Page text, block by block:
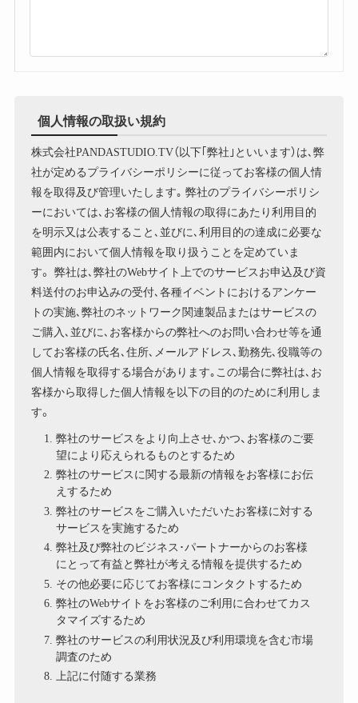
個人情報の取扱い規約
株式会社PANDASTUDIO.TV（以下｢弊社｣といいます）は､弊
社が定めるプライバシーポリシーに従ってお客様の個人情
報を取得及び管理いたします｡ 弊社のプライバシーポリシ
ーにおいては､お客様の個人情報の取得にあたり利用目的
を明示又は公表すること､並びに､利用目的の達成に必要な
範囲内において個人情報を取り扱うことを定めていま
す。 弊社は､弊社のWebサイト上でのサービスお申込及び資
料送付のお申込みの受付､各種イベントにおけるアンケー
トの実施､弊社のネットワーク関連製品またはサービスの
ご購入､並びに､お客様からの弊社へのお問い合わせ等を通
してお客様の氏名､住所､メールアドレス､勤務先､役職等の
個人情報を取得する場合があります｡この場合に弊社は､お
客様から取得した個人情報を以下の目的のために利用しま
す。
弊社のサービスをより向上させ､かつ、お客様のご要
望により応えられるものとするため
弊社のサービスに関する最新の情報をお客様にお伝
えするため
弊社のサービスをご購入いただいたお客様に対する
サービスを実施するため
弊社及び弊社のビジネス･パートナーからのお客様
にとって有益と弊社が考える情報を提供するため
その他必要に応じてお客様にコンタクトするため
弊社のWebサイトをお客様のご利用に合わせてカス
タマイズするため
弊社のサービスの利用状況及び利用環境を含む市場
調査のため
上記に付随する業務